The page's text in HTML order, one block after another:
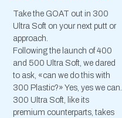
Take the GOAT out in 300
Ultra Soft on your next putt or
approach.
Following the launch of 400
and 500 Ultra Soft, we dared
to ask, «can we do this with
300 Plastic?» Yes, yes we can.
300 Ultra Soft, like its
premium counterparts, takes